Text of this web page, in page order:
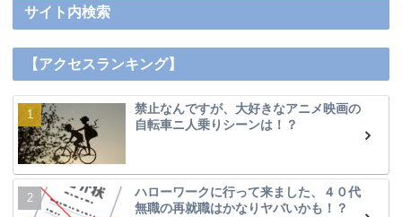
サイト内検索
【アクセスランキング】
禁止なんですが、大好きなアニメ映画の
自転車ニ人乗りシーンは！？
ハローワークに行って来ました、４０代
無職の再就職はかなりヤバいかも！？